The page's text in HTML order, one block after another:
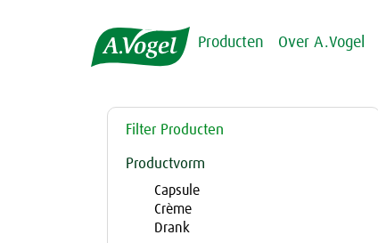
Producten Over A.Vogel
Filter Producten
Productvorm
Capsule
Crème
Drank